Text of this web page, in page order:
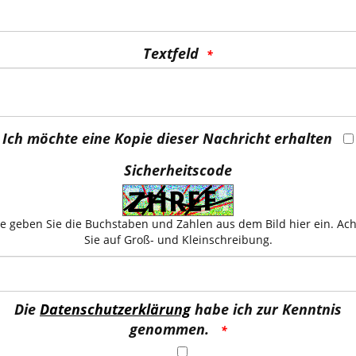
Textfeld
Ich möchte eine Kopie dieser Nachricht erhalten
Sicherheitscode
geben Sie die Buchstaben und Zahlen aus dem Bild hier ein.
Sie auf Groß- und Kleinschreibung.
Die Datenschutzerklärunghabe ich zur Kenntnis
genommen.